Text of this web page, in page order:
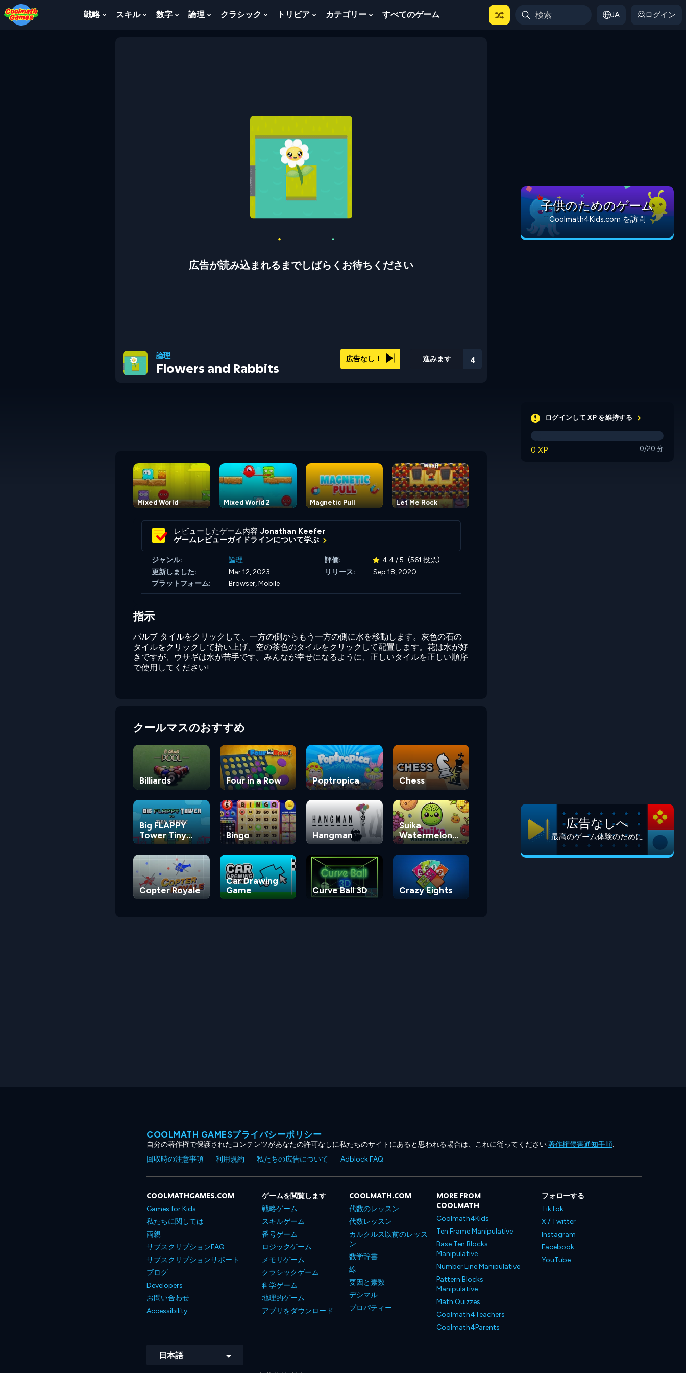
Skip
to
Top
Skip
to
Navigation
Skip
to
Main
Skip
to
Footer
戦略 Showスキル Show
数字 Show
論理 Showクラシック
Showトリビア Showカテゴリー Showすべてのゲーム JA ログイン
広告が読み込まれるまでしばらくお待ちください
進みます 3
広告なし！
論理
Flowers and Rabbits
Mixed World Mixed World 2 Magnetic Pull Let Me Rock
レビューしたゲーム内容 Jonathan Keefer
ゲームレビューガイドラインについて学ぶ
ジャンル: 論理 評価: 4.4 / 5 (561 投票)
更新しました:
Mar 12, 2023 リリース:
Sep 18, 2020
プラットフォーム:
Browser, Mobile
指示
バルブ タイルをクリックして、一方の側からもう一方の側に水を移動します。灰色の石の
タイルをクリックして拾い上げ、空の茶色のタイルをクリックして配置します。花は水が好
きですが、ウサギは水が苦手です。みんなが幸せになるように、正しいタイルを正しい順序
で使用してください!
クールマスのおすすめ
Billiards Four in a Row Poptropica Chess
Big FLAPPY
Tower Tiny
Square
Bingo Hangman
Suika
Watermelon
Game
Copter Royale
Car Drawing
Game
Curve Ball 3D Crazy Eights
子供のためのゲーム
Coolmath4Kids.com を訪問
ログインして XP を維持する
0 XP 0/20 分
広告なしへ
最高のゲーム体験のために
COOLMATH GAMESプライバシーポリシー
自分の著作権で保護されたコンテンツがあなたの許可なしに私たちのサイトにあると思われる場合は、これに従ってください著作権侵害通知手順.
回収時の注意事項
利用規約 私たちの広告について Adblock FAQ
COOLMATHGAMES.COM
Games for Kids
私たちに関しては
両親
サブスクリプションFAQ
サブスクリプションサポート
ブログ
Developers
お問い合わせ
Accessibility
ゲームを閲覧します
戦略ゲーム
スキルゲーム
番号ゲーム
ロジックゲーム
メモリゲーム
クラシックゲーム
科学ゲーム
地理的ゲーム
アプリをダウンロード
COOLMATH.COM
代数のレッスン
代数レッスン
カルクルス以前のレッス
ン
数学辞書
線
要因と素数
デシマル
プロパティー
MORE FROM
COOLMATH
Coolmath4Kids
Ten Frame Manipulative
Base Ten Blocks
Manipulative
Number Line Manipulative
Pattern Blocks
Manipulative
Math Quizzes
Coolmath4Teachers
Coolmath4Parents
フォローする
TikTok
X / Twitter
Instagram
Facebook
YouTube
日本語